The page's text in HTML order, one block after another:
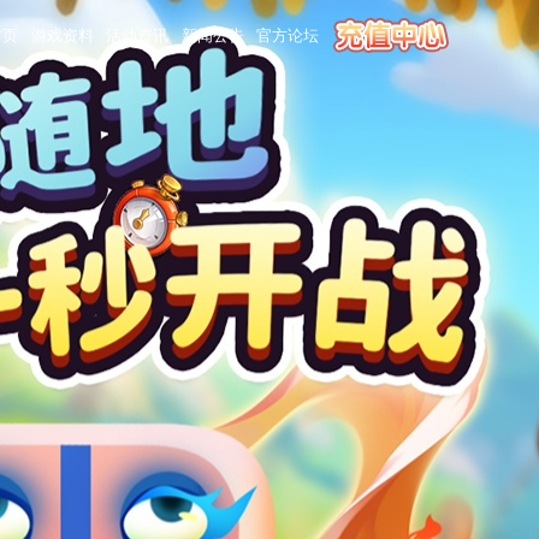
游戏资料 活动资讯 新闻公告 官方论坛